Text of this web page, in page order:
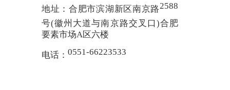
地址：合肥市滨湖新区南京路2588
号(徽州大道与南京路交叉口)合肥
要素市场A区六楼
电话： 0551-66223533